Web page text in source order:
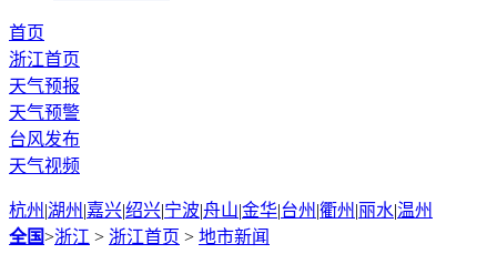
首页
浙江首页
天气预报
天气预警
台风发布
天气视频
杭州 |湖州 |嘉兴|绍兴|宁波|舟山|金华|台州 |衢州 |丽水|温州
全国>浙江 > 浙江首页 > 地市新闻